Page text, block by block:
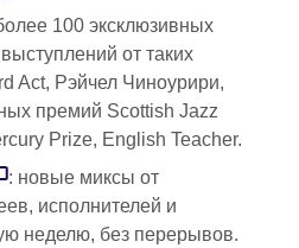
100 эксклюзивных
от таких
Act, Рэйчел Чиноурири,
премий Scottish Jazz
Prize, English Teacher.
: новые миксы от
исполнителей и
неделю, без перерывов.